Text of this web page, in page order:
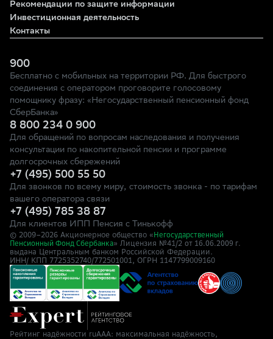
Рекомендации по защите информации
Инвестиционная деятельность
Контакты
900
Бесплатно с мобильных на территории РФ. Для быстрого
соединения с оператором проговорите голосовому
помощнику фразу: «Негосударственный пенсионный фонд
СберБанка»
8 800 234 0 900
Для обращений по вопросам наследования и получения
консультации по накопительной пенсии и программе
долгосрочных сбережений
+7 (495) 500 55 50
Для звонков по всему миру, стоимость звонка - по тарифам
вашего оператора связи
+7 (495) 785 38 87
Для клиентов ИПП Пенсия с Тинькофф
© 2009–2026 Акционерное общество « Негосударственный
Пенсионный Фонд Сбербанка» Лицензия №41/2 от 16.06.2009 г.
выдана Центральным банком Российской Федерации.
ИНН/ КПП 7725352740/772501001, ОГРН 1147799009160
Рейтинг надёжности ruAAA: максимальная надёжность,